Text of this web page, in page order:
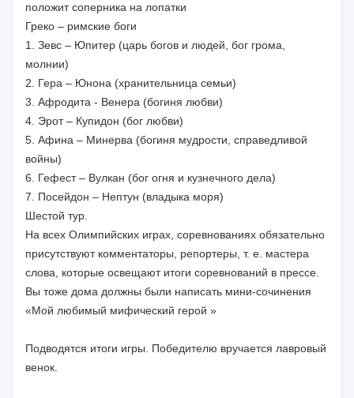
положит соперника на лопатки
Греко – римские боги
1. Зевс – Юпитер (царь богов и людей, бог грома,
молнии)
2. Гера – Юнона (хранительница семьи)
3. Афродита - Венера (богиня любви)
4. Эрот – Купидон (бог любви)
5. Афина – Минерва (богиня мудрости, справедливой
войны)
6. Гефест – Вулкан (бог огня и кузнечного дела)
7. Посейдон – Нептун (владыка моря)
Шестой тур.
На всех Олимпийских играх, соревнованиях обязательно
присутствуют комментаторы, репортеры, т. е. мастера
слова, которые освещают итоги соревнований в прессе.
Вы тоже дома должны были написать мини-сочинения
«Мой любимый мифический герой »
Подводятся итоги игры. Победителю вручается лавровый
венок.